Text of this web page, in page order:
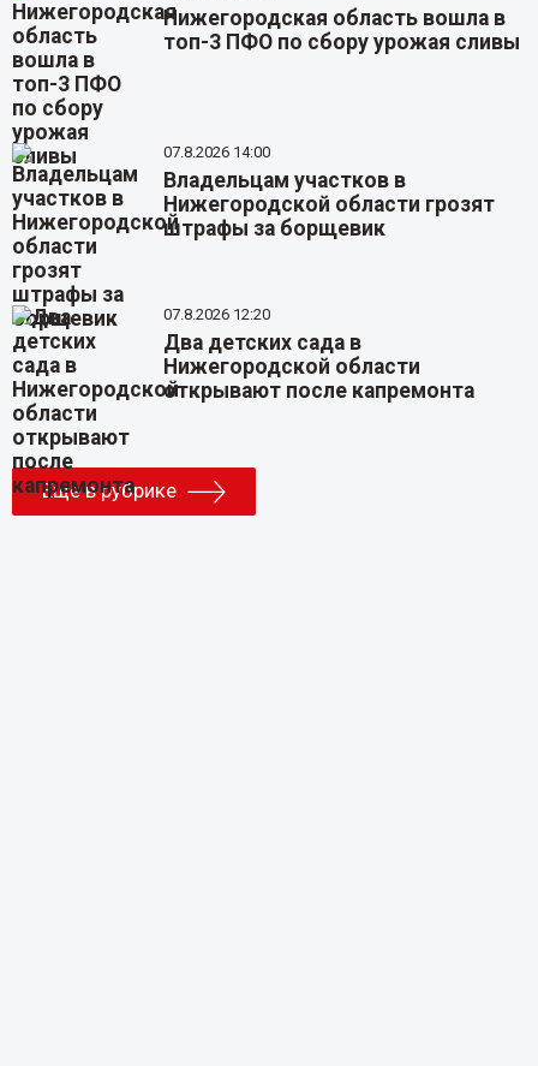
Нижегородская область вошла в
топ-3 ПФО по сбору урожая сливы
07.8.2026 14:00
Владельцам участков в
Нижегородской области грозят
штрафы за борщевик
07.8.2026 12:20
Два детских сада в
Нижегородской области
открывают после капремонта
Еще в рубрике